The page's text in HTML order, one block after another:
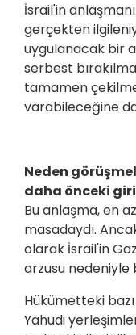
İsrail'in
gerçekten
uygulanacak bir
serbest
tamamen
varabileceğine
Neden
daha önceki
Bu anlaşma, en
masadaydı.
olarak İsrail'in
arzusu nedeniyle
Hükümetteki
Yahudi